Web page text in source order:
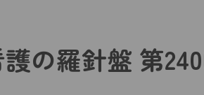
の羅針盤 第